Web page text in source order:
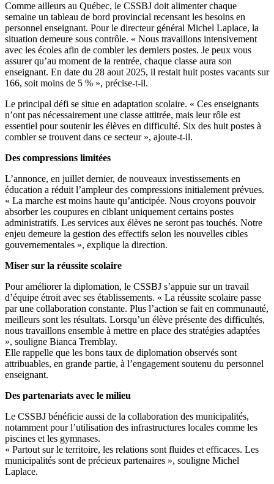
Comme ailleurs au Québec, le CSSBJ doit alimenter chaque
semaine un tableau de bord provincial recensant les besoins en
personnel enseignant. Pour le directeur général Michel Laplace, la
situation demeure sous contrôle. « Nous travaillons intensivement
avec les écoles afin de combler les derniers postes. Je peux vous
assurer qu’au moment de la rentrée, chaque classe aura son
enseignant. En date du 28 aout 2025, il restait huit postes vacants sur
166, soit moins de 5 % », précise-t-il.
Le principal défi se situe en adaptation scolaire. « Ces enseignants
n’ont pas nécessairement une classe attitrée, mais leur rôle est
essentiel pour soutenir les élèves en difficulté. Six des huit postes à
combler se trouvent dans ce secteur », ajoute-t-il.
Des compressions limitées
L’annonce, en juillet dernier, de nouveaux investissements en
éducation a réduit l’ampleur des compressions initialement prévues.
« La marche est moins haute qu’anticipée. Nous croyons pouvoir
absorber les coupures en ciblant uniquement certains postes
administratifs. Les services aux élèves ne seront pas touchés. Notre
enjeu demeure la gestion des effectifs selon les nouvelles cibles
gouvernementales », explique la direction.
Miser sur la réussite scolaire
Pour améliorer la diplomation, le CSSBJ s’appuie sur un travail
d’équipe étroit avec ses établissements. « La réussite scolaire passe
par une collaboration constante. Plus l’action se fait en communauté,
meilleurs sont les résultats. Lorsqu’un élève présente des difficultés,
nous travaillons ensemble à mettre en place des stratégies adaptées
», souligne Bianca Tremblay.
Elle rappelle que les bons taux de diplomation observés sont
attribuables, en grande partie, à l’engagement soutenu du personnel
enseignant.
Des partenariats avec le milieu
Le CSSBJ bénéficie aussi de la collaboration des municipalités,
notamment pour l’utilisation des infrastructures locales comme les
piscines et les gymnases.
« Partout sur le territoire, les relations sont fluides et efficaces. Les
municipalités sont de précieux partenaires », souligne Michel
Laplace.